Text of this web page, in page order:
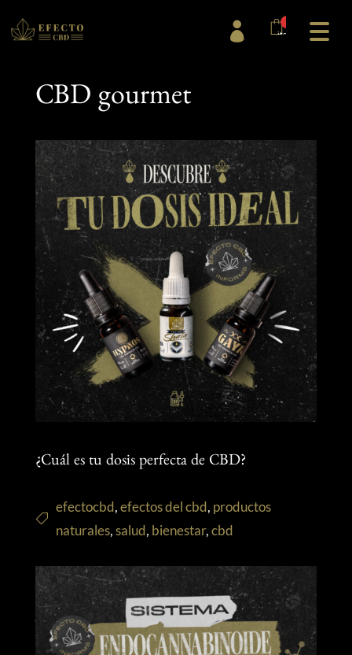
items

CBD gourmet
¿Cuál es tu dosis perfecta de CBD?
efectocbd,efectos del cbd, productos
naturales,salud, bienestar,cbd